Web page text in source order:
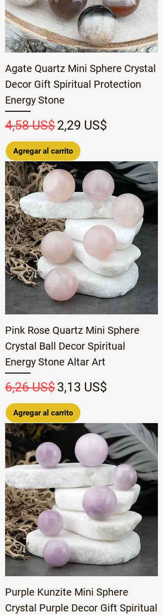
Agate Quartz Mini Sphere Crystal
Decor Gift Spiritual Protection
Energy Stone
Precio
4,58 US$Precio de oferta
2,29 US$
Agregar al carrito
Pink Rose Quartz Mini Sphere
Crystal Ball Decor Spiritual
Energy Stone Altar Art
Precio
6,26 US$Precio de oferta
3,13 US$
Agregar al carrito
Purple Kunzite Mini Sphere
Crystal Purple Decor Gift Spiritual